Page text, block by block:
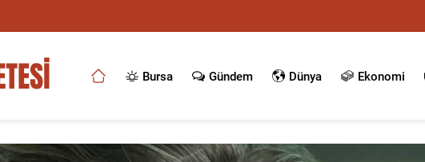
Bursa Gündem Dünya Ekonomi